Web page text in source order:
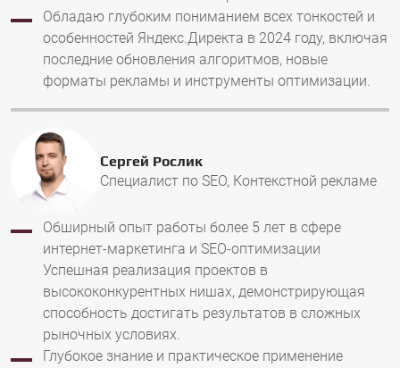
Обладаю глубоким пониманием всех тонкостей и
особенностей Яндекс.Директа в 2024 году, включая
последние обновления алгоритмов, новые
форматы рекламы и инструменты оптимизации.
Сергей Рослик
Специалист по SEO, Контекстной рекламе
Обширный опыт работы более 5 лет в сфере
интернет-маркетинга и SEO-оптимизации
Успешная реализация проектов в
высококонкурентных нишах, демонстрирующая
способность достигать результатов в сложных
рыночных условиях.
Глубокое знание и практическое применение